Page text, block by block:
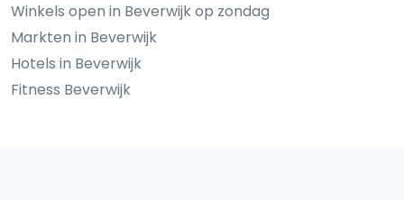
Winkels open in Beverwijk op zondag
Markten in Beverwijk
Hotels in Beverwijk
Fitness Beverwijk